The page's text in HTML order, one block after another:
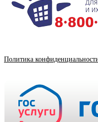
Политика